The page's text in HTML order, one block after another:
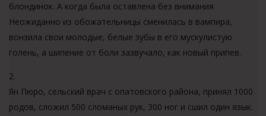
блондинок. А когда была оставлена без внимания
Неожиданно из обожательницы сменилась в вампира,
вонзила свои молодые, белые зубы в его мускулистую
голень, а шипение от боли зазвучало, как новый припев.
2.
Ян Пюро, сельский врач с опатовского района​, принял 1000
родов, сложил 500 сломаных рук, 300 ног и сшил один язык.